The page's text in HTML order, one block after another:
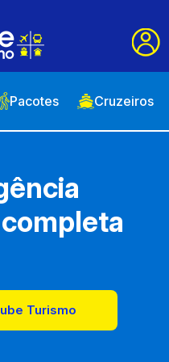
Pacotes Cruzeiros
Turismo